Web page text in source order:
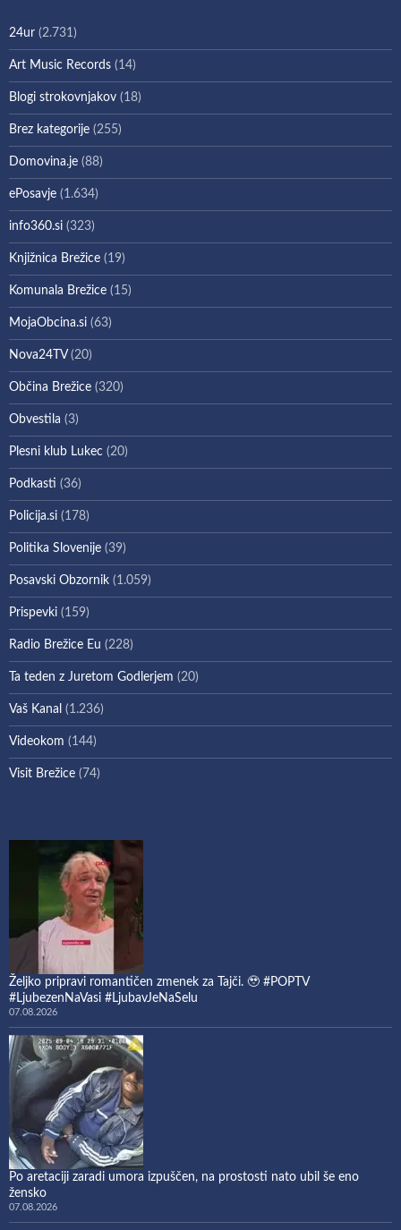
24ur (2.731)
Art Music Records (14)
Blogi strokovnjakov (18)
Brez kategorije (255)
Domovina.je (88)
ePosavje (1.634)
info360.si (323)
Knjižnica Brežice (19)
Komunala Brežice (15)
MojaObcina.si (63)
Nova24TV(20)
Občina Brežice (320)
Obvestila (3)
Plesni klub Lukec (20)
Podkasti (36)
Policija.si (178)
Politika Slovenije (39)
Posavski Obzornik (1.059)
Prispevki (159)
Radio Brežice Eu (228)
Ta teden z Juretom Godlerjem (20)
Vaš Kanal (1.236)
Videokom (144)
Visit Brežice (74)
Željko pripravi romantičen zmenek za Tajči. 🥹 #POPTV
#LjubezenNaVasi #LjubavJeNaSelu
07.08.2026
Po aretaciji zaradi umora izpuščen, na prostosti nato ubil še eno
žensko
07.08.2026